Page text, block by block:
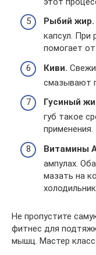
Рыбий жир.
капсул. При
помогает
Киви.
смазывают
Гусиный
губ такое
применения.
Витамины
ампулах.
мазать на
Не пропустите
фитнес для
мышц. Мастер